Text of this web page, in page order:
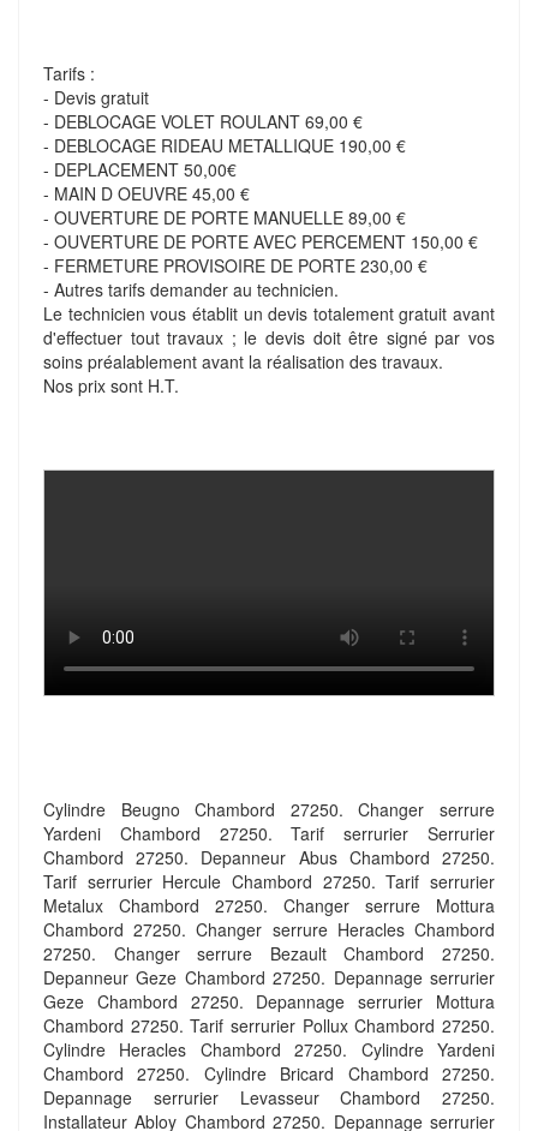
Tarifs :
- Devis gratuit
- DEBLOCAGE VOLET ROULANT 69,00 €
- DEBLOCAGE RIDEAU METALLIQUE 190,00 €
- DEPLACEMENT 50,00€
- MAIN D OEUVRE 45,00 €
- OUVERTURE DE PORTE MANUELLE 89,00 €
- OUVERTURE DE PORTE AVEC PERCEMENT 150,00 €
- FERMETURE PROVISOIRE DE PORTE 230,00 €
- Autres tarifs demander au technicien.
Le technicien vous établit un devis totalement gratuit avant
d'effectuer tout travaux ; le devis doit être signé par vos
soins préalablement avant la réalisation des travaux.
Nos prix sont H.T.
Cylindre Beugno Chambord 27250. Changer serrure
Yardeni Chambord 27250. Tarif serrurier Serrurier
Chambord 27250. Depanneur Abus Chambord 27250.
Tarif serrurier Hercule Chambord 27250. Tarif serrurier
Metalux Chambord 27250. Changer serrure Mottura
Chambord 27250. Changer serrure Heracles Chambord
27250. Changer serrure Bezault Chambord 27250.
Depanneur Geze Chambord 27250. Depannage serrurier
Geze Chambord 27250. Depannage serrurier Mottura
Chambord 27250. Tarif serrurier Pollux Chambord 27250.
Cylindre Heracles Chambord 27250. Cylindre Yardeni
Chambord 27250. Cylindre Bricard Chambord 27250.
Depannage serrurier Levasseur Chambord 27250.
Installateur Abloy Chambord 27250. Depannage serrurier